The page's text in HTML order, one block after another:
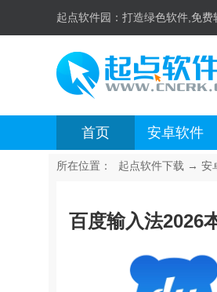
起点软件园： 打造绿色软件,免费
首页 安卓软件
所在位置： 起点软件下载 → 安
百度输入法2026